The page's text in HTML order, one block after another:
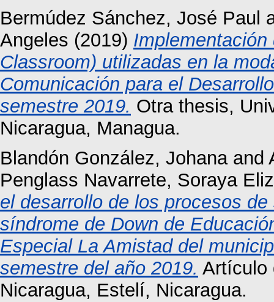
Bermúdez Sánchez, José Paul
Angeles (2019)
Classroom) utilizadas en la
Comunicación para el
semestre 2019. Otra thesis,
Nicaragua, Managua.
Blandón González, Johanaand
Penglass Navarrete, Soraya
el desarrollo de los procesos
síndrome de Down de
Especial La Amistad del
semestre del año 2019. Artículo
Nicaragua, Estelí, Nicaragua.